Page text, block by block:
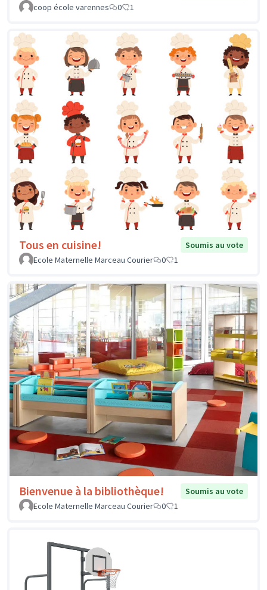
coop école varennes
0 1
Tous en cuisine!
Soumis au vote
Ecole Maternelle Marceau Courier
0 1
Bienvenue à la bibliothèque!
Soumis au vote
Ecole Maternelle Marceau Courier
0 1